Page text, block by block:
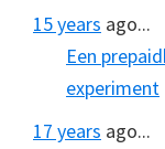
15 years ago...
Een
experiment
17 years ago...